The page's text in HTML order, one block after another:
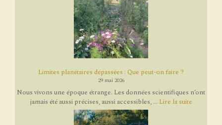
Limites planétaires dépassées : Que peut-on faire ?
29 mai 2026
Nous vivons une époque étrange. Les données scientifiques n’ont
jamais été aussi précises, aussi accessibles, ... Lire la suite